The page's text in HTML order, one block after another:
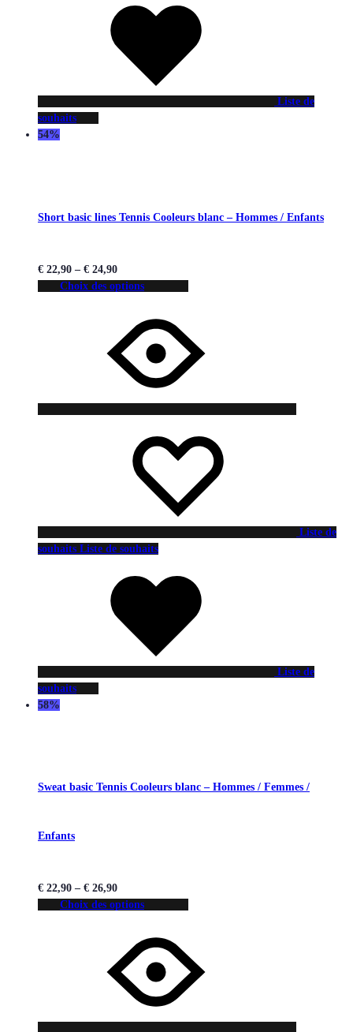
Liste de
souhaits
54%
Short basic lines Tennis Cooleurs blanc – Hommes / Enfants
€ 22,90 – € 24,90
Choix des options
Liste de
souhaits Liste de souhaits
Liste de
souhaits
58%
Sweat basic Tennis Cooleurs blanc – Hommes / Femmes /
Enfants
€ 22,90 – € 26,90
Choix des options